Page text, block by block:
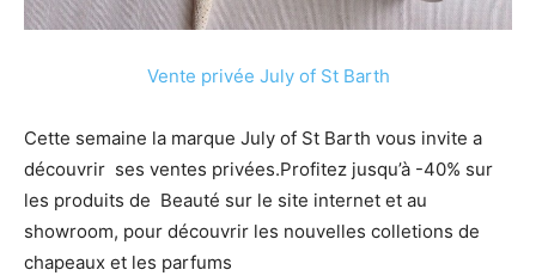
Vente privée July of St Barth
Cette semaine la marque July of St Barth vous invite a
découvrir ses ventes privées.Profitez jusqu’à -40% sur
les produits de Beauté sur le site internet et au
showroom, pour découvrir les nouvelles colletions de
chapeaux et les parfums